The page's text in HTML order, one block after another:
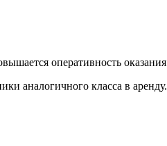
оперативность оказания
аналогичного класса в аренду.